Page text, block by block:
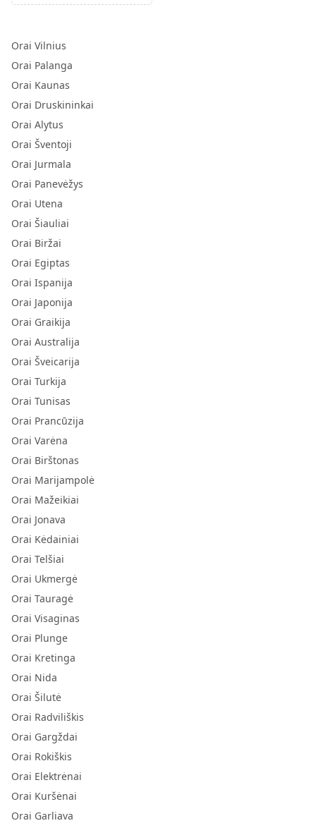
Orai Vilnius
Orai Palanga
Orai Kaunas
Orai Druskininkai
Orai Alytus
Orai Šventoji
Orai Jurmala
Orai Panevėžys
Orai Utena
Orai Šiauliai
Orai Biržai
Orai Egiptas
Orai Ispanija
Orai Japonija
Orai Graikija
Orai Australija
Orai Šveicarija
Orai Turkija
Orai Tunisas
Orai Prancūzija
Orai Varėna
Orai Birštonas
Orai Marijampolė
Orai Mažeikiai
Orai Jonava
Orai Kėdainiai
Orai Telšiai
Orai Ukmergė
Orai Tauragė
Orai Visaginas
Orai Plunge
Orai Kretinga
Orai Nida
Orai Šilutė
Orai Radviliškis
Orai Gargždai
Orai Rokiškis
Orai Elektrėnai
Orai Kuršėnai
Orai Garliava